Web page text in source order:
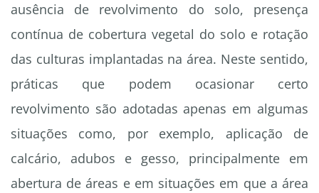
ausência de revolvimento do solo, presença
contínua de cobertura vegetal do solo e rotação
das culturas implantadas na área. Neste sentido,
práticas que podem ocasionar certo
revolvimento são adotadas apenas em algumas
situações como, por exemplo, aplicação de
calcário, adubos e gesso, principalmente em
abertura de áreas e em situações em que a área